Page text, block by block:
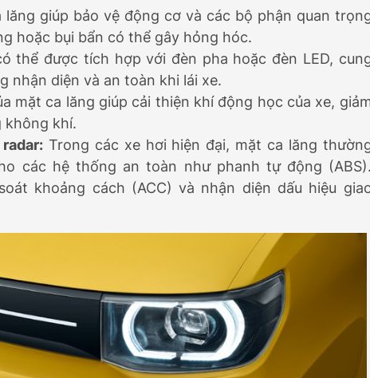
giúp bảo vệ động cơ và các bộ phận quan
hoặc bụi bẩn có thể gây hỏng hóc.
thể được tích hợp với đèn pha hoặc đèn LED,
nhận diện và an toàn khi lái xe.
mặt ca lăng giúp cải thiện khí động học của xe,
không khí.
Trong các xe hơi hiện đại, mặt ca lăng
các hệ thống an toàn như phanh tự động (ABS).
khoảng cách (ACC) và nhận diện dấu hiệu